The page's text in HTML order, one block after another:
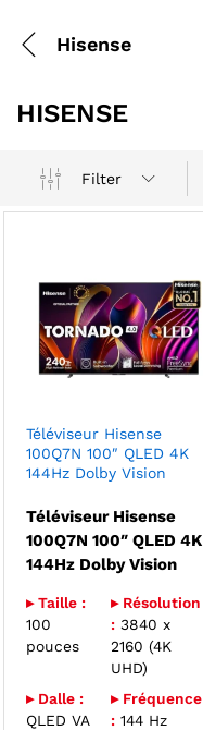
Hisense
HISENSE
Filter
Téléviseur Hisense
100Q7N 100″ QLED 4K
144Hz Dolby Vision
Téléviseur Hisense
100Q7N 100″ QLED 4K
144Hz Dolby Vision
▸ Taille :
100
pouces
▸ Résolution
:3840 x
2160 (4K
UHD)
▸ Dalle :
QLED VA
▸ Fréquence
:144 Hz